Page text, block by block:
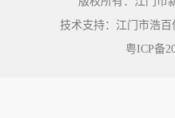
技术支持：江门市浩
粤ICP备